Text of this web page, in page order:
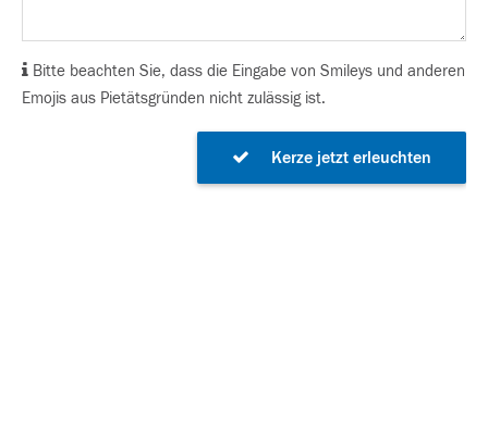
Bitte beachten Sie, dass die Eingabe von Smileys und anderen
Emojis aus Pietätsgründen nicht zulässig ist.
Kerze jetzt erleuchten